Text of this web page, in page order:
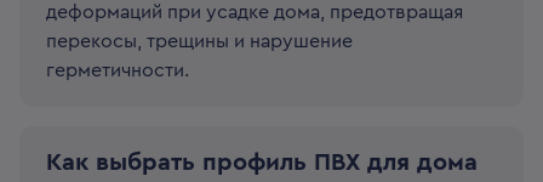
деформаций при усадке дома, предотвращая
перекосы, трещины и нарушение
герметичности.
Как выбрать профиль ПВХ для дома